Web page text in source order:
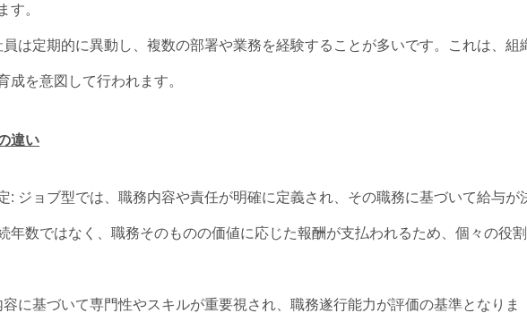
す。
は定期的に異動し、複数の部署や業務を経験することが多いです。これは、組
成を意図して行われます。
違い
: ジョブ型では、職務内容や責任が明確に定義され、その職務に基づいて給与が
年数ではなく、職務そのものの価値に応じた報酬が支払われるため、個々の役割
に基づいて専門性やスキルが重要視され、職務遂行能力が評価の基準となりま